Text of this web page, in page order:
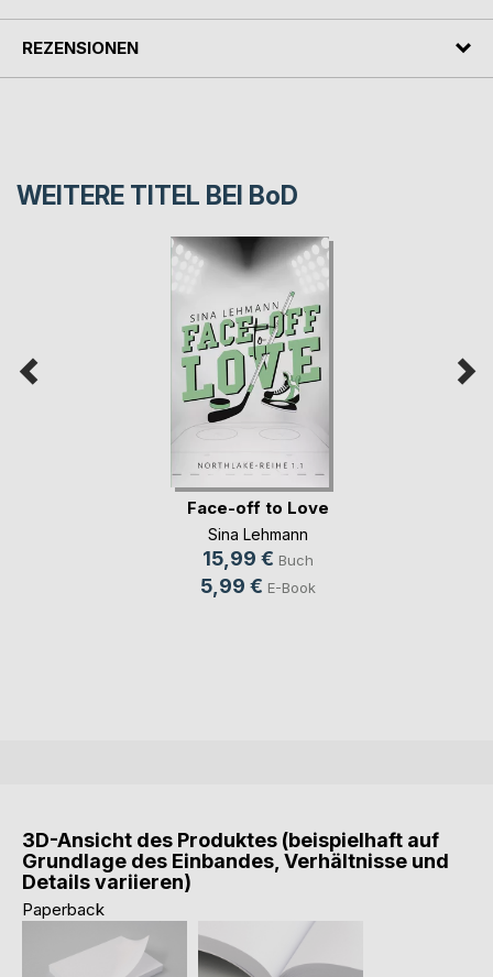
REZENSIONEN
WEITERE TITEL BEI BoD
Face-off to Love
Sina Lehmann
15,99 € Buch
5,99 € E-Book
3D-Ansicht des Produktes (beispielhaft auf
Grundlage des Einbandes, Verhältnisse und
Details variieren)
Paperback